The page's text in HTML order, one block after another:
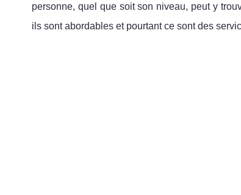
personne, quel que soit son niveau, peut y
ils sont abordables et pourtant ce sont des